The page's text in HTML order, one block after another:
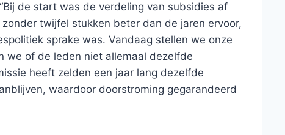
de start was de verdeling van subsidies af
twijfel stukken beter dan de jaren ervoor,
sprake was. Vandaag stellen we onze
we of de leden niet allemaal dezelfde
heeft zelden een jaar lang dezelfde
waardoor doorstroming gegarandeerd